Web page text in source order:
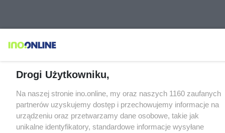
Drogi Użytkowniku,
Na naszej stronie ino.online, my oraz naszych 1160 zaufanych
partnerów uzyskujemy dostęp i przechowujemy informacje na
urządzeniu oraz przetwarzamy dane osobowe, takie jak
unikalne identyfikatory, standardowe informacje wysyłane